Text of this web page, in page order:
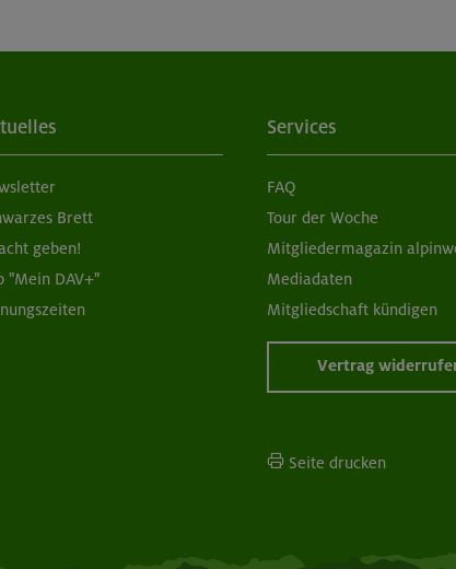
Brett
geben!
"Mein DAV+"
Services
FAQ
Tour der Woche
Mitgliedermagazin
Mediadaten
Mitgliedschaft kündigen
Vertrag
Seite drucken